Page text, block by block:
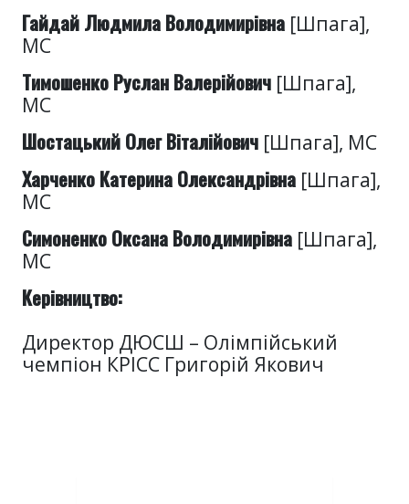
Гайдай Людмила Володимирівна [Шпага],
МС
Тимошенко Руслан Валерійович [Шпага],
МС
Шостацький Олег Віталійович [Шпага], МС
Харченко Катерина Олександрівна [Шпага],
МС
Симоненко Оксана Володимирівна [Шпага],
МС
Керівництво:
Директор ДЮСШ – Олімпійський
чемпіон КРІСС Григорій Якович